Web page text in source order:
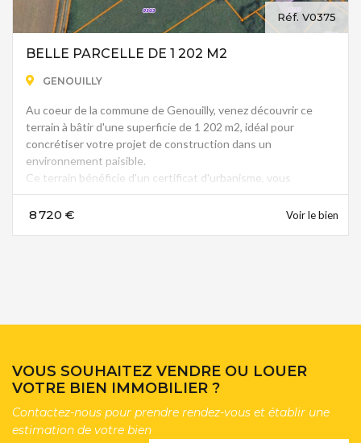
Réf. V0375
BELLE PARCELLE DE 1 202 M2
GENOUILLY
Au coeur de la commune de Genouilly, venez découvrir ce
terrain à bâtir d'une superficie de 1 202 m2, idéal pour
concrétiser votre projet de construction dans un
environnement paisible.
Ce terrain bénéficie d'un certificat d'urbanisme, vous
permettant d'envisager sereinement la réalisation de votre
future habitation.
8 720 € Voir le bien
VOUS SOUHAITEZ VENDRE OU LOUER
VOTRE BIEN IMMOBILIER ?
Contactez-nous pour prendre rendez-vous et établir une
estimation de votre bien